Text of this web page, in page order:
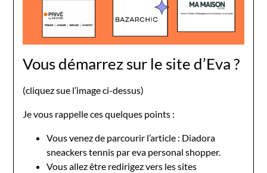
Vous démarrez sur le site d’Eva ?
(cliquez sue l’image ci-dessus)
Je vous rappelle ces quelques points :
Vous venez de parcourir l’article : Diadora
sneackers tennis par eva personal shopper.
Vous allez être redirigez vers les sites